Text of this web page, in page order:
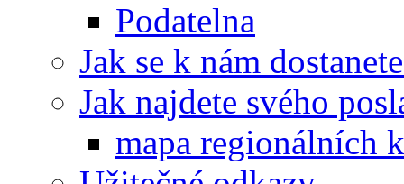
Podatelna
Jak se k nám
Jak najdete svého
mapa regionálních